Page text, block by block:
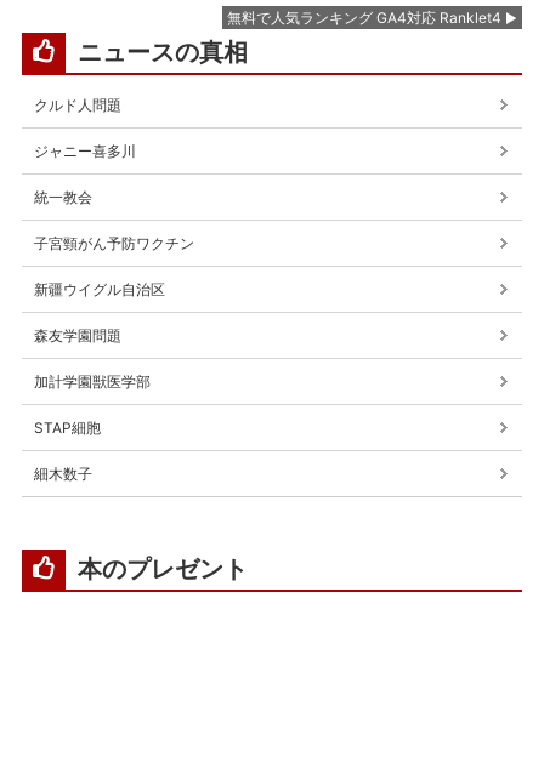
無料で人気ランキング GA4対応 Ranklet4
ニュースの真相
クルド人問題
ジャニー喜多川
統一教会
子宮頸がん予防ワクチン
新疆ウイグル自治区
森友学園問題
加計学園獣医学部
STAP細胞
細木数子
本のプレゼント